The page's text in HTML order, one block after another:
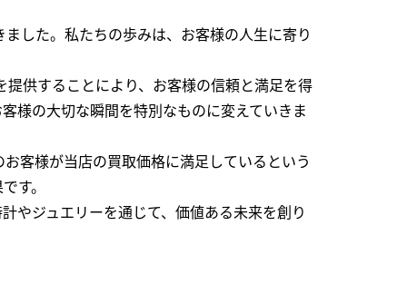
した。私たちの歩みは、お客様の人生に寄り
供することにより、お客様の信頼と満足を得
様の大切な瞬間を特別なものに変えていきま
客様が当店の買取価格に満足しているという
す。
やジュエリーを通じて、価値ある未来を創り